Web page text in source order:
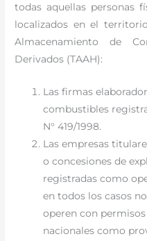
todas aquellas personas
localizados en el
Almacenamiento de
Derivados (TAAH):
Las firmas
combustibles
N° 419/1998.
Las empresas
o concesiones de
registradas como
en todos los casos
operen con
nacionales como